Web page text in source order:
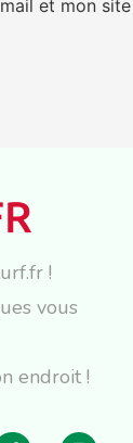
et mon
!
vous
endroit !